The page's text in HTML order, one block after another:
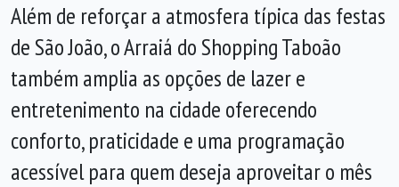
Além de reforçar a atmosfera típica das festas
de São João, o Arraiá do Shopping Taboão
também amplia as opções de lazer e
entretenimento na cidade oferecendo
conforto, praticidade e uma programação
acessível para quem deseja aproveitar o mês